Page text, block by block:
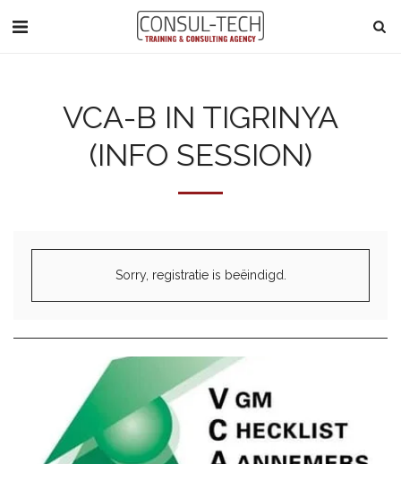
VCA-B IN TIGRINYA
(INFO SESSION)
Sorry, registratie is beëindigd.